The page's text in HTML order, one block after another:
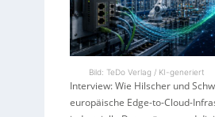
Bild: TeDo Verlag / KI-generiert
Interview: Wie Hilscher und
europäische Edge-to-Cloud-